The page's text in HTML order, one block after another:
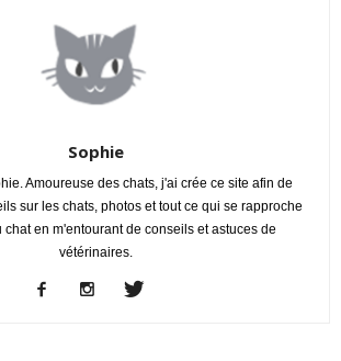
Sophie
Amoureuse des chats, j'ai crée ce site afin de
sur les chats, photos et tout ce qui se rapproche
chat en m'entourant de conseils et astuces de
vétérinaires.